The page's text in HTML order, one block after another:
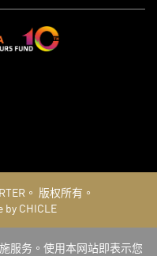
。 版权所有。
by CHICLE
服务。使用本网站即表示您